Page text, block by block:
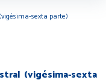
sexta parte)
(vigésima-sexta